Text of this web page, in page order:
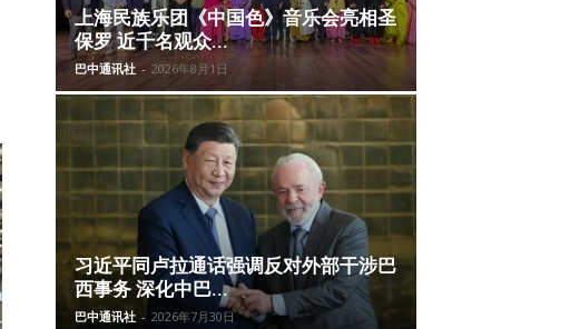
上海民族乐团《中国色》音乐会亮相圣
保罗 近千名观众...
巴中通讯社 - 2026年8月1日
习近平同卢拉通话强调反对外部干涉巴
西事务 深化中巴...
巴中通讯社 - 2026年7月30日